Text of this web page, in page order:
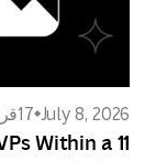
July 8, 2026
17
Within a